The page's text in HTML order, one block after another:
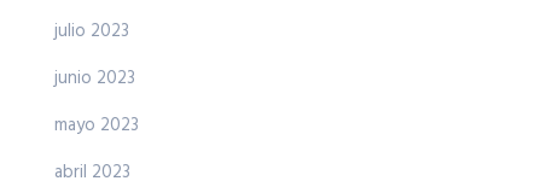
julio 2023
junio 2023
mayo 2023
abril 2023